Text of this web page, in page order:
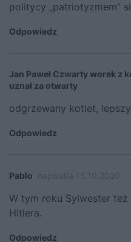
politycy „patriotyzmem”
Odpowiedz
Jan Paweł Czwarty worek z
uznał za otwarty
odgrzewany kotlet,
Odpowiedz
Pablo
W tym roku Sylwester
Hitlera.
Odpowiedz